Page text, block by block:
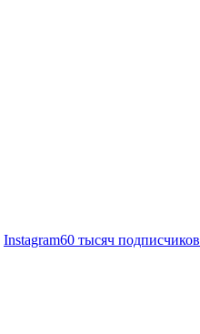
Instagram60 тысяч подписчиков